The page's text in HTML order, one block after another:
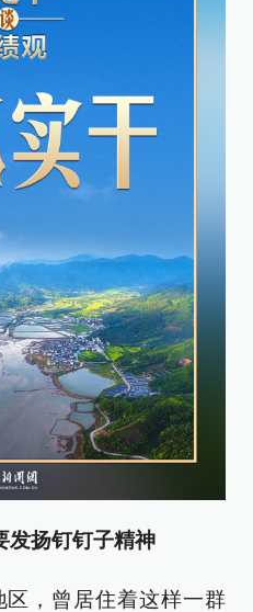
发扬钉钉子精神
，曾居住着这样一群